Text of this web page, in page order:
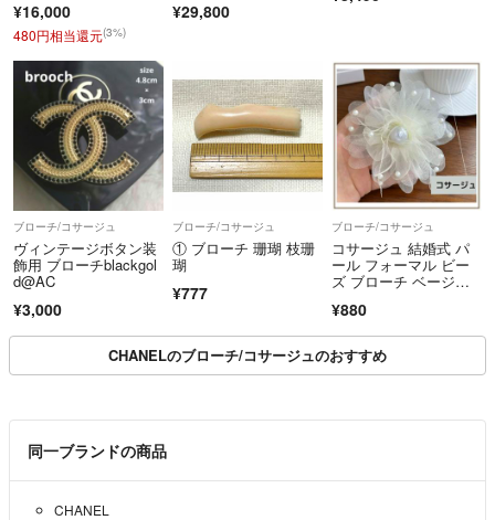
¥16,000
480円相当還元(3%)
付き レディース
¥29,800
ブローチ/コサージュ
ヴィンテージボタン装
飾用 ブローチblackgol
d@AC
¥3,000
ブローチ/コサージュ
① ブローチ 珊瑚 枝珊
瑚
¥777
ブローチ/コサージュ
コサージュ 結婚式 パ
ール フォーマル ビー
ズ ブローチ ベージ
¥880
CHANELのブローチ/コサージュのおすすめ
同一ブランドの商品
CHANEL